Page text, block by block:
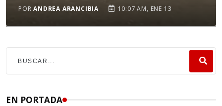
PORANDREA ARANCIBIA 10:07 AM, ENE 13
EN PORTADA